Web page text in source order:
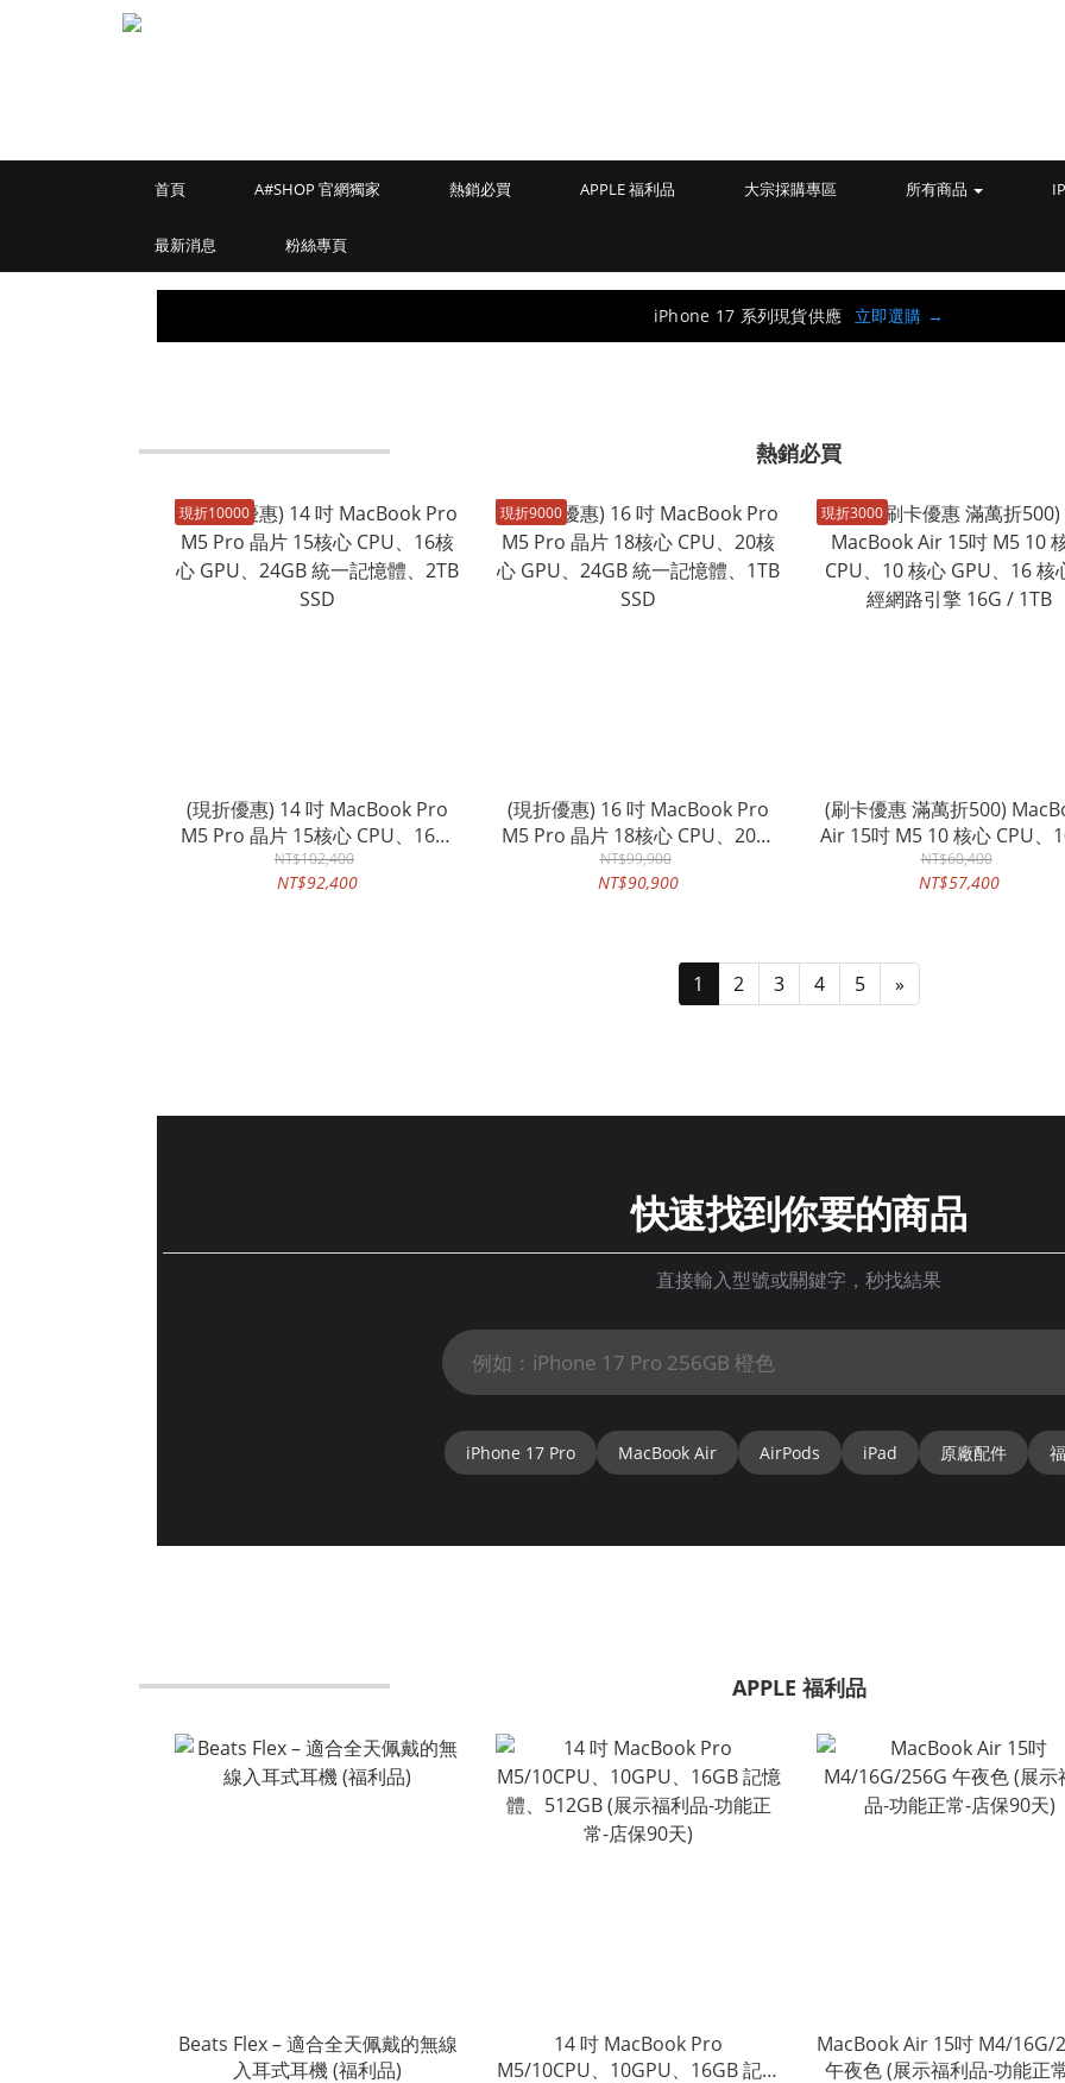
首頁 A#SHOP 官網獨家 熱銷必買 APPLE 福利品 大宗採購專區 所有商品
最新消息 粉絲專頁
iPhone 17 系列現貨供應 立即選購 →
熱銷必買
現折10000
(現折優惠) 14 吋 MacBook Pro
M5 Pro 晶片 15核心 CPU、16核
心 GPU、24GB 統一記憶體、2TB
SSD
NT$102,400
NT$92,400
現折9000
(現折優惠) 16 吋 MacBook Pro
M5 Pro 晶片 18核心 CPU、20核
心 GPU、24GB 統一記憶體、1TB
SSD
NT$99,900
NT$90,900
現折3000
(刷卡優惠 滿萬折500)
Air 15吋 M5 10 核心 CPU、
心 GPU、16 核心神經網路引
16G / 1TB
NT$60,400
NT$57,400
1 2 3 4 5 »
快速找到你要的商品
直接輸入型號或關鍵字，秒找結果
iPhone 17 Pro MacBook Air AirPods iPad 原廠配件
APPLE 福利品
Beats Flex – 適合全天佩戴的無線
入耳式耳機 (福利品)
14 吋 MacBook Pro
M5/10CPU、10GPU、16GB 記憶
MacBook Air 15吋 M4/16G/
午夜色 (展示福利品-功能正